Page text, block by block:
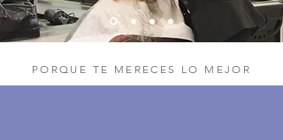
PORQUE TE MERECES LO MEJOR